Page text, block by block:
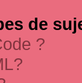
de
?